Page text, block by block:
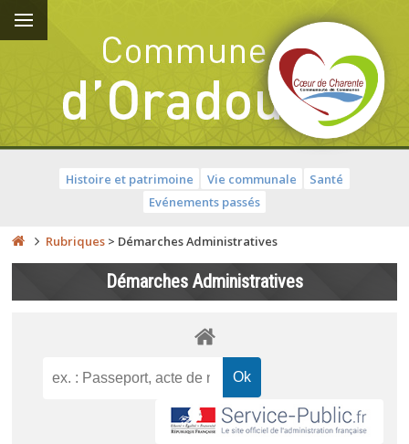
Histoire et patrimoine Vie communale
Santé
Evénements passés
Rubriques > Démarches Administratives
Démarches Administratives